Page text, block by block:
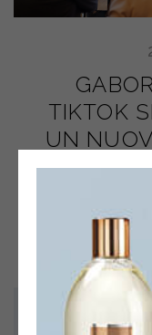
TIKTOK
UN